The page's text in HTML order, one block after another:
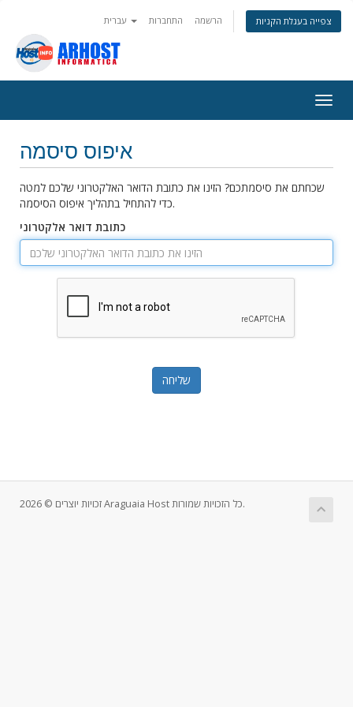
התחברות הרשמה צפייה בעגלת הקניות
ניווט
איפוס סיסמה
שכחתם את סיסמתכם? הזינו את כתובת הדואר האלקטרוני שלכם למטה
כדי להתחיל בתהליך איפוס הסיסמה.
כתובת דואר אלקטרוני
שליחה
זכויות יוצרים © 2026 Araguaia Host כל הזכויות שמורות.